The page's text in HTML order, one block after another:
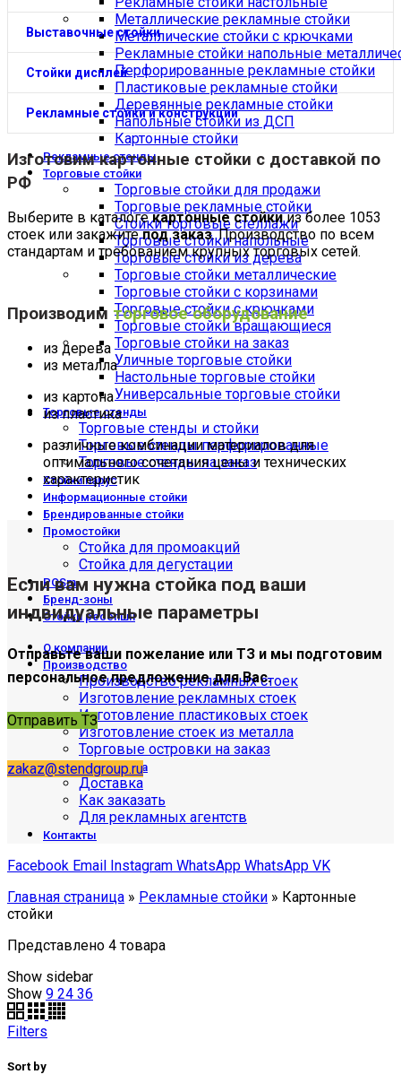
Металлические рекламные стойки
Металлические стойки с крючками
Рекламные стойки напольные
Перфорированные рекламные стойки
Пластиковые рекламные стойки
Деревянные рекламные стойки
Напольные стойки из ДСП
Картонные стойки
Рекламные стенды
Торговые стойки
Торговые стойки для продажи
Торговые рекламные стойки
Стойки торговые стеллажи
Торговые стойки напольные
Торговые стойки из дерева
Торговые стойки металлические
Торговые стойки с корзинами
Торговые стойки с крючками
Торговые стойки вращающиеся
Торговые стойки на заказ
Уличные торговые стойки
Настольные торговые стойки
Универсальные торговые стойки
Торговые стенды
Торговые стенды и стойки
Торговые стенды перфорированные
Торговые стенды на заказ
Стойки парус
Информационные стойки
Брендированные стойки
Промостойки
Стойка для промоакций
Стойка для дегустации
POSm
Бренд-зоны
Стойки ресепшн
О компании
Производство
Производство рекламных стоек
Изготовление рекламных стоек
Изготовление пластиковых стоек
Изготовление стоек из металла
Торговые островки на заказ
Оплата и доставка
Доставка
Как заказать
Для рекламных агентств
Контакты
Facebook Email Instagram WhatsApp WhatsApp VK
Выставочные стойки
Стойки дисплей
Рекламные стойки и конструкции
Изготовимкартонные стойки с доставкой по
РФ
Выберите в каталогекартонные стойкииз более 1053
стоек или закажитепод заказ. Производство по всем
стандартам и требованием крупных торговых сетей.
Производим торговое оборудование
из дерева
из металла
из картона
из пластика
различные комбинации материалов для
оптимального сочетания цены и технических
характеристик
Если вам нужна стойка под ваши
индвидуальные параметры
Отправьте ваши пожелание или ТЗ и мы подготовим
персональное предложение для Вас.
Отправить ТЗ
zakaz@stendgroup.ru
Главная страница » Рекламные стойки » Картонные
стойки
Представлено 4 товара
Show sidebar
Show 9 24 36
Filters
Sort by